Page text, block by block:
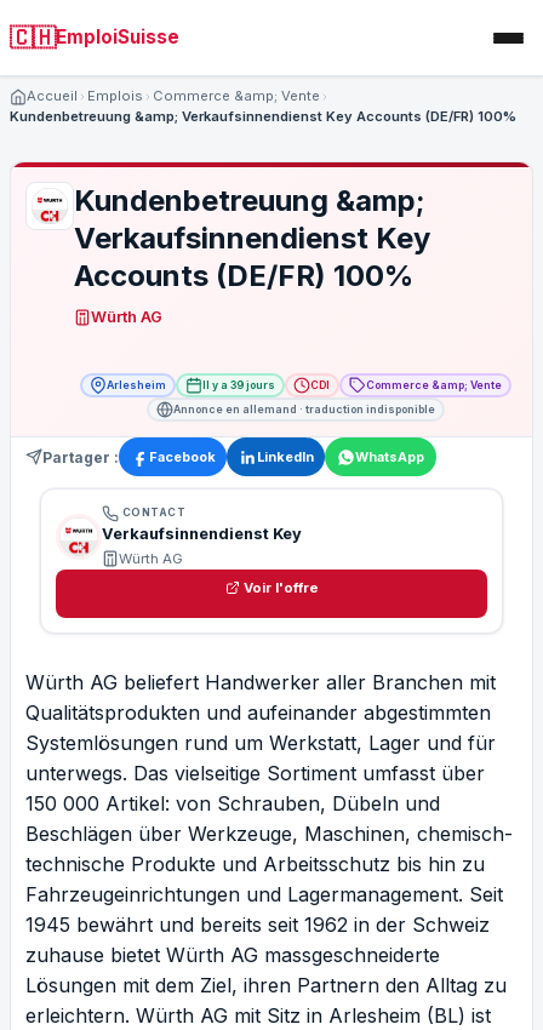
🇨🇭EmploiSuisse
Accueil Emplois
Commerce &amp; Vente
Kundenbetreuung &amp; Verkaufsinnendienst Key Accounts (DE/FR) 100%
Kundenbetreuung &amp;
Verkaufsinnendienst Key
Accounts (DE/FR) 100%
Würth AG
Arlesheim Il y a 39 jours CDI
Commerce &amp; Vente
Annonce en allemand · traduction indisponible
Partager : Facebook LinkedIn WhatsApp
CONTACT
Verkaufsinnendienst Key
Würth AG
Voir l'offre
Würth AG beliefert Handwerker aller Branchen mit
Qualitätsprodukten und aufeinander abgestimmten
Systemlösungen rund um Werkstatt, Lager und für
unterwegs. Das vielseitige Sortiment umfasst über
150 000 Artikel: von Schrauben, Dübeln und
Beschlägen über Werkzeuge, Maschinen, chemisch-
technische Produkte und Arbeitsschutz bis hin zu
Fahrzeugeinrichtungen und Lagermanagement. Seit
1945 bewährt und bereits seit 1962 in der Schweiz
zuhause bietet Würth AG massgeschneiderte
Lösungen mit dem Ziel, ihren Partnern den Alltag zu
erleichtern. Würth AG mit Sitz in Arlesheim (BL) ist